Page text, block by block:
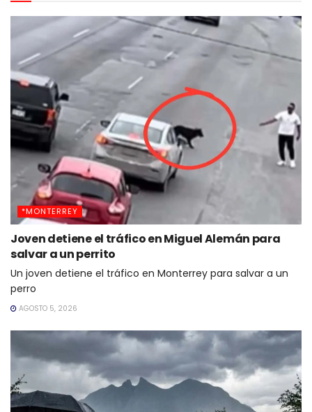
*MONTERREY
Joven detiene el tráfico en Miguel Alemán para
salvar a un perrito
Un joven detiene el tráfico en Monterrey para salvar a un
perro
AGOSTO 5, 2026